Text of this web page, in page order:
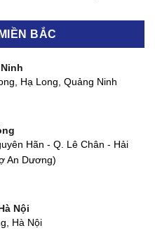
Quận 7, TP HCM
5, TP HCM
Bình, TP HCM
phố Huế, Thừa Thiên Huế
BẮC
Hạ Long, Quảng Ninh
Hãn - Q. Lê Chân - Hải
An Dương)
Nội
Hà Nội